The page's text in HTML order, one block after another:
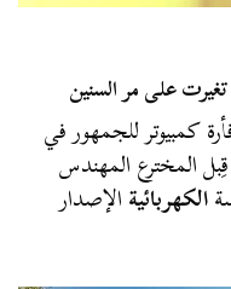
على مر السنين
كمبيوتر للجمهور في
عام 1968، من قِبل المخترع المهندس
الكهربائيةالإصدار